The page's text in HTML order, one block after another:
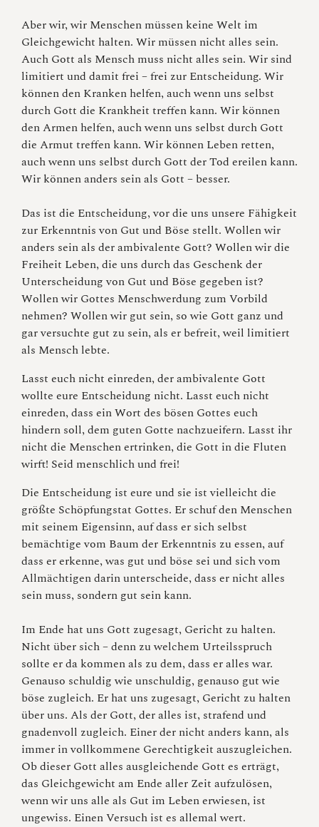
Aber wir, wir Menschen müssen keine Welt im
Gleichgewicht halten. Wir müssen nicht alles sein.
Auch Gott als Mensch muss nicht alles sein. Wir sind
limitiert und damit frei – frei zur Entscheidung. Wir
können den Kranken helfen, auch wenn uns selbst
durch Gott die Krankheit treffen kann. Wir können
den Armen helfen, auch wenn uns selbst durch Gott
die Armut treffen kann. Wir können Leben retten,
auch wenn uns selbst durch Gott der Tod ereilen kann.
Wir können anders sein als Gott – besser.
Das ist die Entscheidung, vor die uns unsere Fähigkeit
zur Erkenntnis von Gut und Böse stellt. Wollen wir
anders sein als der ambivalente Gott? Wollen wir die
Freiheit Leben, die uns durch das Geschenk der
Unterscheidung von Gut und Böse gegeben ist?
Wollen wir Gottes Menschwerdung zum Vorbild
nehmen? Wollen wir gut sein, so wie Gott ganz und
gar versuchte gut zu sein, als er befreit, weil limitiert
als Mensch lebte.
Lasst euch nicht einreden, der ambivalente Gott
wollte eure Entscheidung nicht. Lasst euch nicht
einreden, dass ein Wort des bösen Gottes euch
hindern soll, dem guten Gotte nachzueifern. Lasst ihr
nicht die Menschen ertrinken, die Gott in die Fluten
wirft! Seid menschlich und frei!
Die Entscheidung ist eure und sie ist vielleicht die
größte Schöpfungstat Gottes. Er schuf den Menschen
mit seinem Eigensinn, auf dass er sich selbst
bemächtige vom Baum der Erkenntnis zu essen, auf
dass er erkenne, was gut und böse sei und sich vom
Allmächtigen darin unterscheide, dass er nicht alles
sein muss, sondern gut sein kann.
Im Ende hat uns Gott zugesagt, Gericht zu halten.
Nicht über sich – denn zu welchem Urteilsspruch
sollte er da kommen als zu dem, dass er alles war.
Genauso schuldig wie unschuldig, genauso gut wie
böse zugleich. Er hat uns zugesagt, Gericht zu halten
über uns. Als der Gott, der alles ist, strafend und
gnadenvoll zugleich. Einer der nicht anders kann, als
immer in vollkommene Gerechtigkeit auszugleichen.
Ob dieser Gott alles ausgleichende Gott es erträgt,
das Gleichgewicht am Ende aller Zeit aufzulösen,
wenn wir uns alle als Gut im Leben erwiesen, ist
ungewiss. Einen Versuch ist es allemal wert.